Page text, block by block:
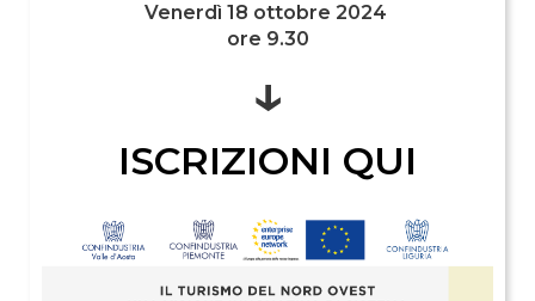
Venerdì 18 ottobre 2024
ore 9.30
↓
ISCRIZIONI QUI